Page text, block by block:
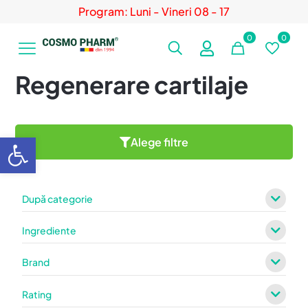
Program: Luni - Vineri 08 - 17
0 0
Regenerare cartilaje
Alege filtre
După categorie
Ingrediente
Brand
Rating
Deschide bara de unelte